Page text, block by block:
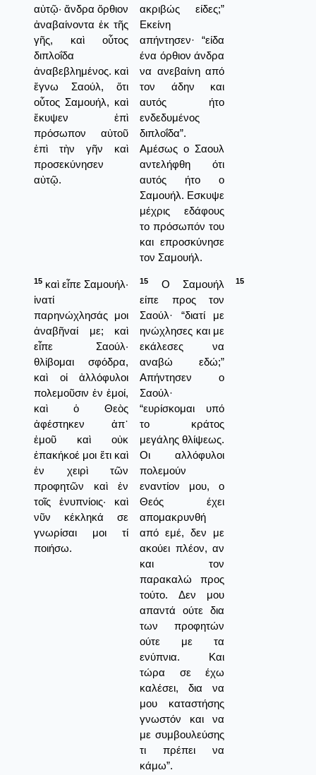
αὐτῷ· ἄνδρα ὄρθιον
ἀναβαίνοντα ἐκ τῆς
γῆς, καὶ οὗτος
διπλοΐδα
ἀναβεβλημένος. καὶ
ἔγνω Σαούλ, ὅτι
οὗτος Σαμουήλ, καὶ
ἔκυψεν ἐπὶ
πρόσωπον αὐτοῦ
ἐπὶ τὴν γῆν καὶ
προσεκύνησεν
αὐτῷ.
ακριβώς είδες;”
Εκείνη
απήντησεν· “είδα
ένα όρθιον άνδρα
να ανεβαίνη από
τον άδην και
αυτός ήτο
ενδεδυμένος
διπλοΐδα”.
Αμέσως ο Σαουλ
αντελήφθη ότι
αυτός ήτο ο
Σαμουήλ. Εσκυψε
μέχρις εδάφους
το πρόσωπόν του
και επροσκύνησε
τον Σαμουήλ.
15 καὶ εἶπε Σαμουήλ·
ἱνατί
παρηνώχλησάς μοι
ἀναβῆναί με; καὶ
εἶπε Σαούλ·
θλίβομαι σφόδρα,
καὶ οἱ ἀλλόφυλοι
πολεμοῦσιν ἐν ἐμοί,
καὶ ὁ Θεὸς
ἀφέστηκεν ἀπ᾿
ἐμοῦ καὶ οὐκ
ἐπακήκοέ μοι ἔτι καὶ
ἐν χειρὶ τῶν
προφητῶν καὶ ἐν
τοῖς ἐνυπνίοις· καὶ
νῦν κέκληκά σε
γνωρίσαι μοι τί
ποιήσω.
15
Ο Σαμουήλ
είπε προς τον
Σαούλ· “διατί με
ηνώχλησες και με
εκάλεσες να
αναβώ εδώ;”
Απήντησεν ο
Σαούλ·
“ευρίσκομαι υπό
το κράτος
μεγάλης θλίψεως.
Οι αλλόφυλοι
πολεμούν
εναντίον μου, ο
Θεός έχει
απομακρυνθή
από εμέ, δεν με
ακούει πλέον, αν
και τον
παρακαλώ προς
τούτο. Δεν μου
απαντά ούτε δια
των προφητών
ούτε με τα
ενύπνια. Και
τώρα σε έχω
καλέσει, δια να
μου καταστήσης
γνωστόν και να
με συμβουλεύσης
τι πρέπει να
κάμω”.
15